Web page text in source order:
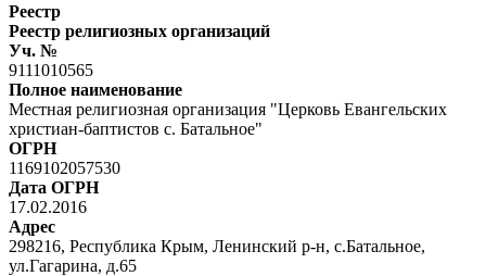
Реестр
Реестр религиозных организаций
Уч. №
9111010565
Полное наименование
Местная религиозная организация "Церковь Евангельских
христиан-баптистов с. Батальное"
ОГРН
1169102057530
Дата ОГРН
17.02.2016
Адрес
298216, Республика Крым, Ленинский р-н, с.Батальное,
ул.Гагарина, д.65